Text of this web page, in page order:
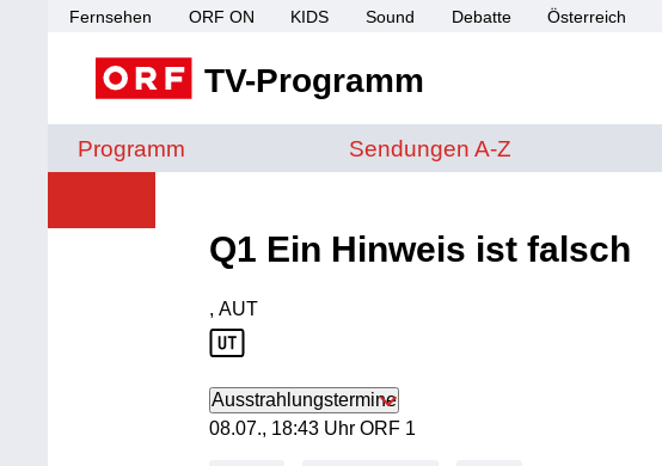
Fernsehen ORF ON KIDS Sound Debatte Österreich
TV-Programm
Programm Sendungen von A bis Z
Sendungen A-Z
Q1 Ein Hinweis ist falsch
Produktionsland: AUT
, AUT
Ausstrahlungstermine
08. Juli, 18:43 Uhr in ORF 1
08.07., 18:43 Uhr ORF 1